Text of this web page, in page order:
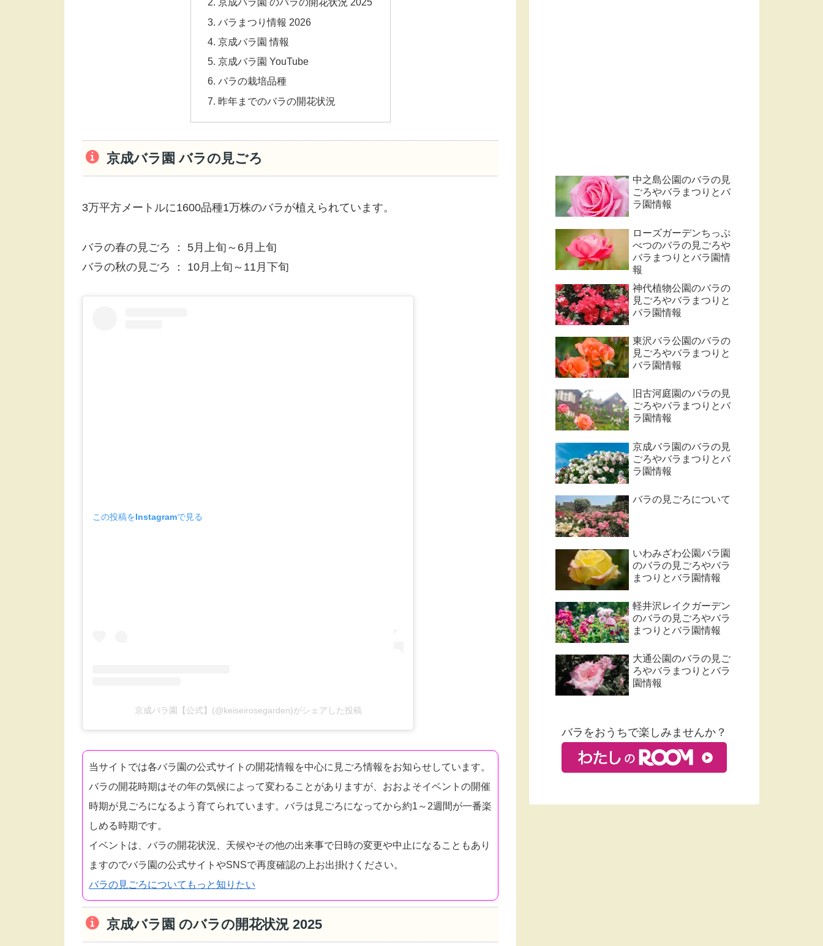
バラまつり情報 2026
京成バラ園 情報
京成バラ園 YouTube
バラの栽培品種
昨年までのバラの開花状況
京成バラ園 バラの見ごろ
3万平方メートルに1600品種1万株のバラが植えられています。
バラの春の見ごろ ： 5月上旬～6月上旬
バラの秋の見ごろ ： 10月上旬～11月下旬
この投稿をInstagramで見る
京成バラ園【公式】(@keiseirosegarden)がシェアした投稿
当サイトでは各バラ園の公式サイトの開花情報を中心に見ごろ情報をお知らせしています。
バラの開花時期はその年の気候によって変わることがありますが、おおよそイベントの開催
時期が見ごろになるよう育てられています。バラは見ごろになってから約1～2週間が一番楽
しめる時期です。
イベントは、バラの開花状況、天候やその他の出来事で日時の変更や中止になることもあり
ますのでバラ園の公式サイトやSNSで再度確認の上お出掛けください。
バラの見ごろについてもっと知りたい
京成バラ園 のバラの開花状況 2025
中之島公園のバラの見
ごろやバラまつりとバ
ラ園情報
ローズガーデンちっぷ
べつのバラの見ごろや
バラまつりとバラ園情
報
神代植物公園のバラの
見ごろやバラまつりと
バラ園情報
東沢バラ公園のバラの
見ごろやバラまつりと
バラ園情報
旧古河庭園のバラの見
ごろやバラまつりとバ
ラ園情報
京成バラ園のバラの見
ごろやバラまつりとバ
ラ園情報
バラの見ごろについて
いわみざわ公園バラ園
のバラの見ごろやバラ
まつりとバラ園情報
軽井沢レイクガーデン
のバラの見ごろやバラ
まつりとバラ園情報
大通公園のバラの見ご
ろやバラまつりとバラ
園情報
バラをおうちで楽しみませんか？